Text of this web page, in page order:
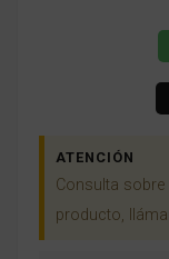
ATENCIÓN
Consulta
producto,